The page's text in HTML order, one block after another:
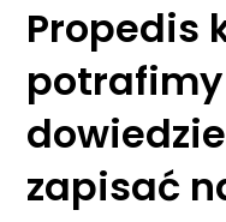
Propedis
zapisać